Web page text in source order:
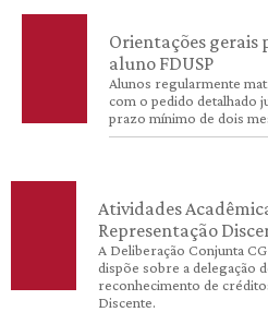
Orientações gerais
aluno FDUSP
Alunos regularmente
com o pedido detalhado
prazo mínimo de dois
Atividades
Representação
A Deliberação Conjunta
dispõe sobre a delegação
reconhecimento de
Discente.